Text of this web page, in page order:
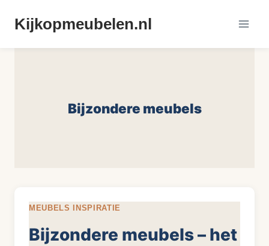
naarKijkopmeubelen.nl
Bijzondere meubels
MEUBELS INSPIRATIE
Bijzondere meubels – het